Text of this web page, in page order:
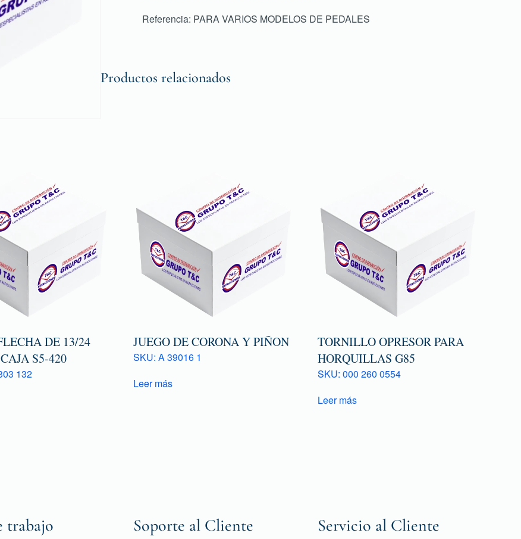
Referencia: PARA VARIOS MODELOS DE PEDALES
Productos relacionados
DE 13/24
S5-420
132
JUEGO DE CORONA Y PIÑON
SKU: A 39016 1
Leer más
TORNILLO OPRESOR PARA
HORQUILLAS G85
SKU: 000 260 0554
Leer más
trabajo Soporte al Cliente Servicio al Cliente